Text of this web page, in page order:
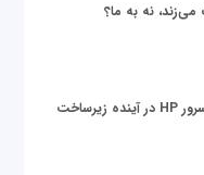
می‌زند، نه به ما؟
زیر پوست دنیای داده؛ نقش سرور HP در آینده زیرساخت